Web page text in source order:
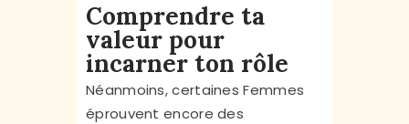
Comprendre ta
valeur pour
incarner ton rôle
Néanmoins, certaines Femmes
éprouvent encore des